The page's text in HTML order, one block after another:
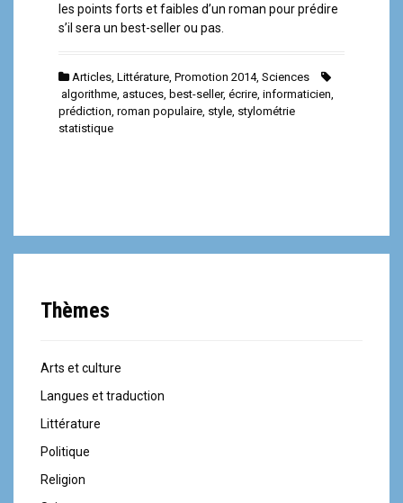
les points forts et faibles d’un roman pour prédire
s’il sera un best-seller ou pas.
Articles Littérature Promotion 2014, Sciences
algorithme astuces best-seller, écrire informaticien
prédiction roman populaire style stylométrie
statistique
Thèmes
Arts et culture
Langues et traduction
Littérature
Politique
Religion